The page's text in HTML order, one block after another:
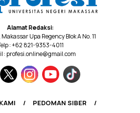
Alamat Redaksi:
Upa Regency Blok A No. 11
: +62 821-9353-4011
: profesi.online@gmail.com
PEDOMAN SIBER